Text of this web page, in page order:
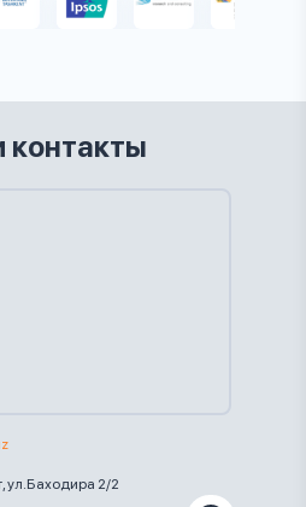
ул.Баходира 2/2